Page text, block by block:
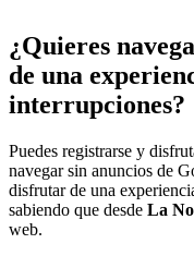
¿Quieres
de una
interrupciones?
Puedes registrarse y
navegar sin anuncios de
disfrutar de una
sabiendo que desde La
web.